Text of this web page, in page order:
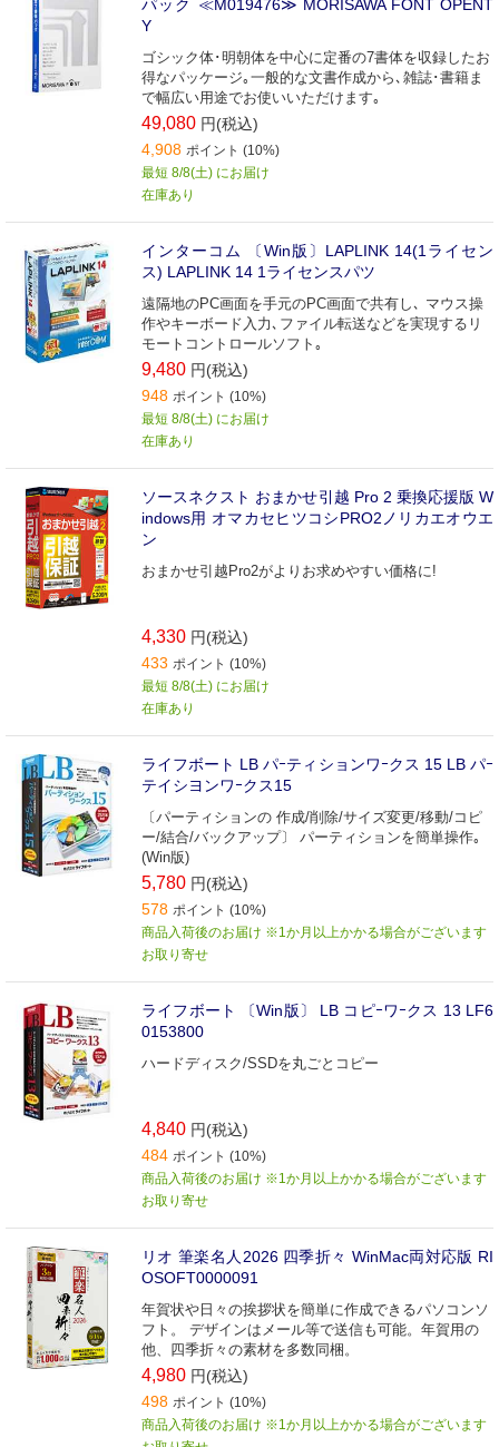
パック ≪M019476≫ MORISAWA FONT OPENT
Y
ゴシック体･明朝体を中心に定番の7書体を収録したお
得なパッケージ｡一般的な文書作成から､雑誌･書籍ま
で幅広い用途でお使いいただけます｡
49,080 円(税込)
4,908 ポイント (10%)
最短 8/8(土) にお届け
在庫あり
インターコム 〔Win版〕LAPLINK 14(1ライセン
ス) LAPLINK 14 1ライセンスパツ
遠隔地のPC画面を手元のPC画面で共有し､ マウス操
作やキーボード入力､ファイル転送などを実現するリ
モートコントロールソフト｡
9,480 円(税込)
948 ポイント (10%)
最短 8/8(土) にお届け
在庫あり
ソースネクスト おまかせ引越 Pro 2 乗換応援版 W
indows用 オマカセヒツコシPRO2ノリカエオウエ
ン
おまかせ引越Pro2がよりお求めやすい価格に!
4,330 円(税込)
433 ポイント (10%)
最短 8/8(土) にお届け
在庫あり
ライフボート LB パｰティションワｰクス 15 LB パｰ
テイシヨンワｰクス15
〔パーティションの 作成/削除/サイズ変更/移動/コピ
ー/結合/バックアップ〕 パーティションを簡単操作｡
(Win版)
5,780 円(税込)
578 ポイント (10%)
商品入荷後のお届け ※1か月以上かかる場合がございます
お取り寄せ
ライフボート 〔Win版〕 LB コピｰワｰクス 13 LF6
0153800
ハードディスク/SSDを丸ごとコピー
4,840 円(税込)
484 ポイント (10%)
商品入荷後のお届け ※1か月以上かかる場合がございます
お取り寄せ
リオ 筆楽名人2026 四季折々 WinMac両対応版 RI
OSOFT0000091
年賀状や日々の挨拶状を簡単に作成できるパソコンソ
フト。 デザインはメール等で送信も可能。年賀用の
他、四季折々の素材を多数同梱。
4,980 円(税込)
498 ポイント (10%)
商品入荷後のお届け ※1か月以上かかる場合がございます